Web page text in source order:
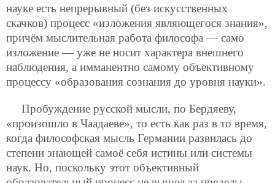
науке есть непрерывный (без искусственных
скачков) процесс «изложения являющегося знания»,
причём мыслительная работа философа — само
изложение — уже не носит характера внешнего
наблюдения, а имманентно самому объективному
процессу «образования сознания до уровня науки».
Пробуждение русской мысли, по Бердяеву,
«произошло в Чаадаеве», то есть как раз в то время,
когда философская мысль Германии развилась до
степени знающей самоё себя истины или системы
наук. Но, поскольку этот объективный